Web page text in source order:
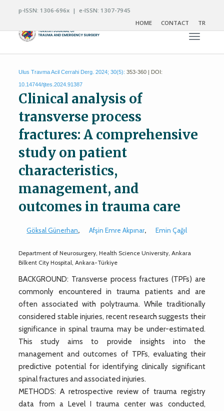
p-ISSN: 1306-696x | e-ISSN: 1307-7945
HOME
CONTACT TR
Toggle
Ulus Travma Acil Cerrahi Derg. 2024; 30(5): 353-360 | DOI:
10.14744/tjtes.2024.91387
Clinical analysis of
transverse process
fractures: A comprehensive
study on patient
characteristics,
management, and
outcomes in trauma care
Göksal Günerhan, Afşin Emre Akpınar, Emin Çağıl
Department of Neurosurgery, Health Science University, Ankara
Bilkent City Hospital, Ankara-Türkiye
BACKGROUND: Transverse process fractures (TPFs) are
commonly encountered in trauma patients and are
often associated with polytrauma. While traditionally
considered stable injuries, recent research suggests their
significance in spinal trauma may be under-estimated.
This study aims to provide insights into the
management and outcomes of TPFs, evaluating their
predictive potential for identifying clinically significant
spinal fractures and associated injuries.
METHODS: A retrospective review of trauma registry
data from a Level I trauma center was conducted,